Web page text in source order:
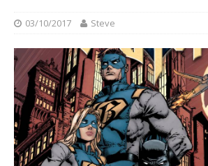
03/10/2017 Steve